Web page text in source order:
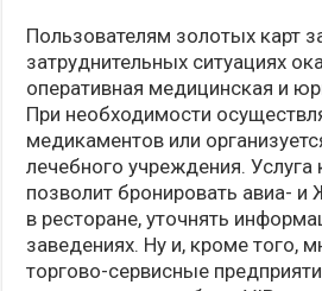
Пользователям золотых карт
затруднительных ситуациях
оперативная медицинская и
При необходимости
медикаментов или
лечебного учреждения. Услуга
позволит бронировать авиа-
в ресторане, уточнять
заведениях. Ну и, кроме того,
торгово-сервисные